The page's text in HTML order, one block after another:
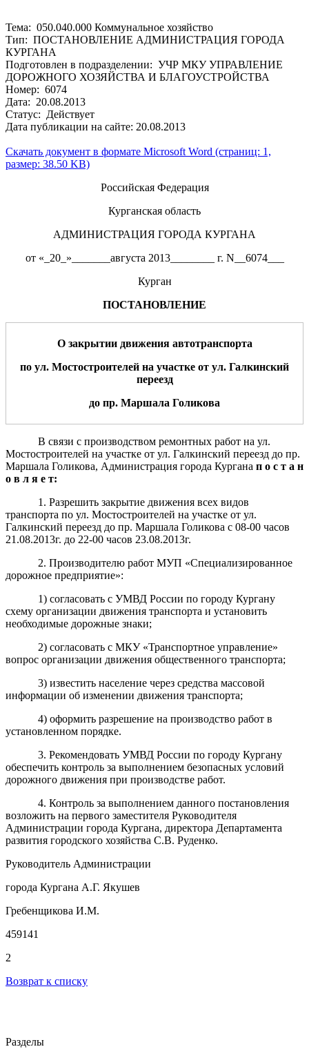
Тема: 050.040.000 Коммунальное хозяйство
Тип: ПОСТАНОВЛЕНИЕ АДМИНИСТРАЦИЯ ГОРОДА
КУРГАНА
Подготовлен в подразделении: УЧР МКУ УПРАВЛЕНИЕ
ДОРОЖНОГО ХОЗЯЙСТВА И БЛАГОУСТРОЙСТВА
Номер: 6074
Дата: 20.08.2013
Статус: Действует
Дата публикации на сайте: 20.08.2013
Скачать документ в формате Microsoft Word (страниц: 1,
размер: 38.50 KB)
Российская Федерация
Курганская область
АДМИНИСТРАЦИЯ ГОРОДА КУРГАНА
от «_20_»_______августа 2013________ г. N__6074___
Курган
ПОСТАНОВЛЕНИЕ
О закрытии движения автотранспорта
по ул. Мостостроителей на участке от ул. Галкинский
переезд
до пр. Маршала Голикова
В связи с производством ремонтных работ на ул.
Мостостроителей на участке от ул. Галкинский переезд до пр.
Маршала Голикова, Администрация города Кургана п о с т а н
о в л я е т:
1. Разрешить закрытие движения всех видов
транспорта по ул. Мостостроителей на участке от ул.
Галкинский переезд до пр. Маршала Голикова с 08-00 часов
21.08.2013г. до 22-00 часов 23.08.2013г.
2. Производителю работ МУП «Специализированное
дорожное предприятие»:
1) согласовать с УМВД России по городу Кургану
схему организации движения транспорта и установить
необходимые дорожные знаки;
2) согласовать с МКУ «Транспортное управление»
вопрос организации движения общественного транспорта;
3) известить население через средства массовой
информации об изменении движения транспорта;
4) оформить разрешение на производство работ в
установленном порядке.
3. Рекомендовать УМВД России по городу Кургану
обеспечить контроль за выполнением безопасных условий
дорожного движения при производстве работ.
4. Контроль за выполнением данного постановления
возложить на первого заместителя Руководителя
Администрации города Кургана, директора Департамента
развития городского хозяйства С.В. Руденко.
Руководитель Администрации
города Кургана А.Г. Якушев
Гребенщикова И.М.
459141
2
Возврат к списку
Разделы